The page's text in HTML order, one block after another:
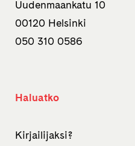
Uudenmaankatu 10
00120 Helsinki
050 310 0586
Haluatko
Kirjailijaksi?